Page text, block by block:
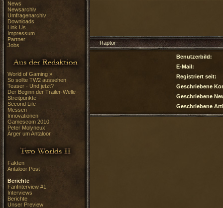
News
Newsarchiv
Umfragenarchiv
Downloads
Link Us
Impressum
Partner
Jobs
World of Gaming »
So sollte TW2 aussehen
Teaser - Und jetzt?
Der Beginn der Trailer-Welle
Streitpunkte
Second Life
Messen
Innovationen
Gamescom 2010
Peter Molyneux
Ärger um Antaloor
Fakten
Antaloor Post
Berichte
FanInterview #1
Interviews
Berichte
Unser Preview
-Raptor-
Benutzerbild:
E-Mail:
Registriert seit:
Geschriebene
Geschriebene
Geschriebene